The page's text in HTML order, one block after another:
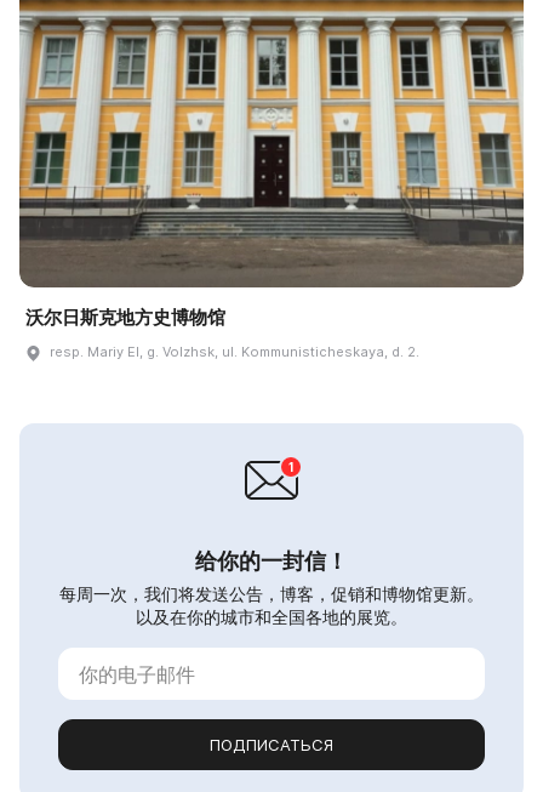
沃尔日斯克地方史博物馆
resp. Mariy El, g. Volzhsk, ul. Kommunisticheskaya, d. 2.
给你的一封信！
每周一次，我们将发送公告，博客，促销和博物馆更新。
以及在你的城市和全国各地的展览。
ПОДПИСАТЬСЯ